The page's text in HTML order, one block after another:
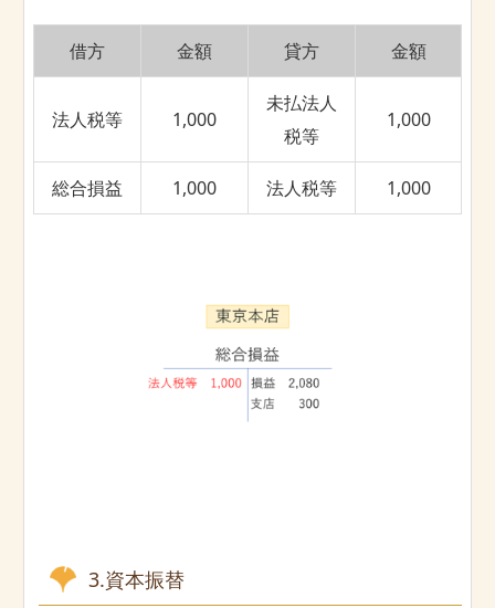
借方 金額 貸方 金額
法人税等 1,000
未払法人
税等
1,000
総合損益 1,000 法人税等 1,000
3.資本振替